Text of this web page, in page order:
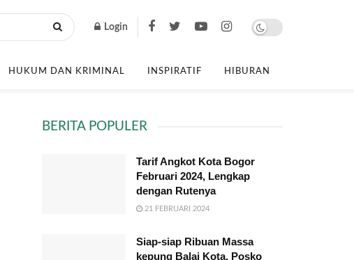
Login
HUKUM DAN KRIMINAL INSPIRATIF HIBURAN
BERITA POPULER
Tarif Angkot Kota Bogor
Februari 2024, Lengkap
dengan Rutenya
21 FEBRUARI 2024
Siap-siap Ribuan Massa
kepung Balai Kota, Posko